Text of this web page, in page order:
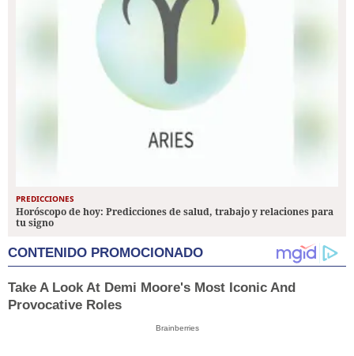
PREDICCIONES
Horóscopo de hoy: Predicciones de salud, trabajo y relaciones para
tu signo
CONTENIDO PROMOCIONADO
Take A Look At Demi Moore's Most Iconic And
Provocative Roles
Brainberries